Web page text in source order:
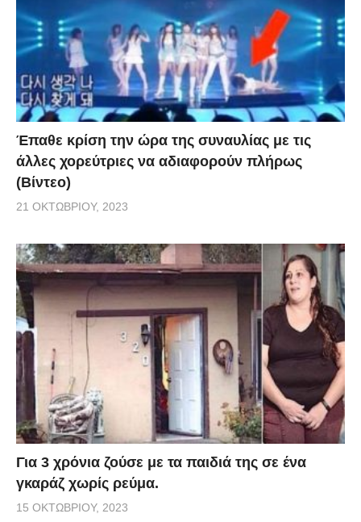
Έπαθε κρίση την ώρα της συναυλίας με τις
άλλες χορεύτριες να αδιαφορούν πλήρως
(Βίντεο)
21 ΟΚΤΩΒΡΊΟΥ, 2023
Για 3 χρόνια ζούσε με τα παιδιά της σε ένα
γκαράζ χωρίς ρεύμα.
15 ΟΚΤΩΒΡΊΟΥ, 2023